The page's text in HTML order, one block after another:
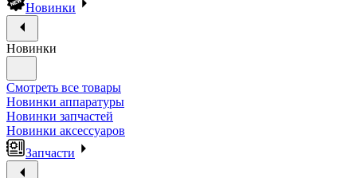
Новинки
Новинки
Смотреть все товары
Новинки аппаратуры
Новинки запчастей
Новинки аксессуаров
Запчасти